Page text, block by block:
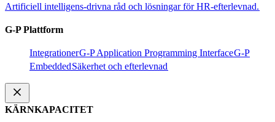
Artificiell intelligens-drivna råd och lösningar för HR-efterlevnad.​​
G-P Plattform​​
Integrationer​​G-P Application Programming Interface​​G-P
Embedded​​Säkerhet och efterlevnad​​
KÄRNKAPACITET​​